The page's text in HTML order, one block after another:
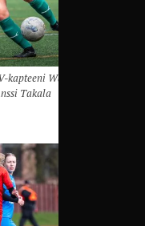
kapteeni Waranya
Takala